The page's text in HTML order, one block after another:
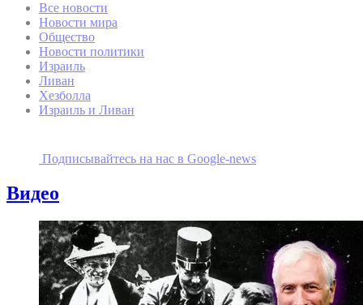
Все новости
Новости мира
Общество
Новости политики
Израиль
Ливан
Хезболла
Израиль и Ливан
Подписывайтесь на наc в Google-news
Видео